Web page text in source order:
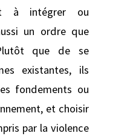
à intégrer ou
un ordre que
que de se
existantes, ils
fondements ou
et choisir
par la violence